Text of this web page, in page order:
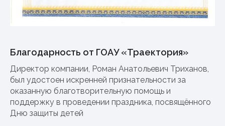
Благодарность от ГОАУ «Траектория»
Директор компании, Роман Анатольевич Триханов,
был удостоен искренней признательности за
оказанную благотворительную помощь и
поддержку в проведении праздника, посвящённого
Дню защиты детей